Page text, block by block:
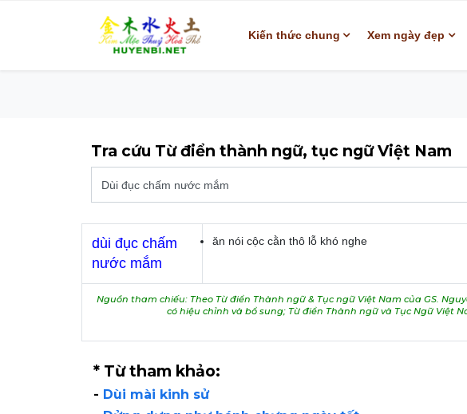
Kiến thức chung Xem ngày đẹp
Tra cứu Từ điển thành ngữ, tục ngữ Việt Nam
dùi đục chấm
nước mắm
ăn nói cộc cằn thô lỗ khó nghe
Nguồn tham chiếu: Theo Từ điển Thành ngữ & Tục ngữ Việt Nam của GS.
có hiệu chỉnh và bổ sung; Từ điển Thành ngữ và Tục Ngữ Việt
* Từ tham khảo:
- Dùi mài kinh sử